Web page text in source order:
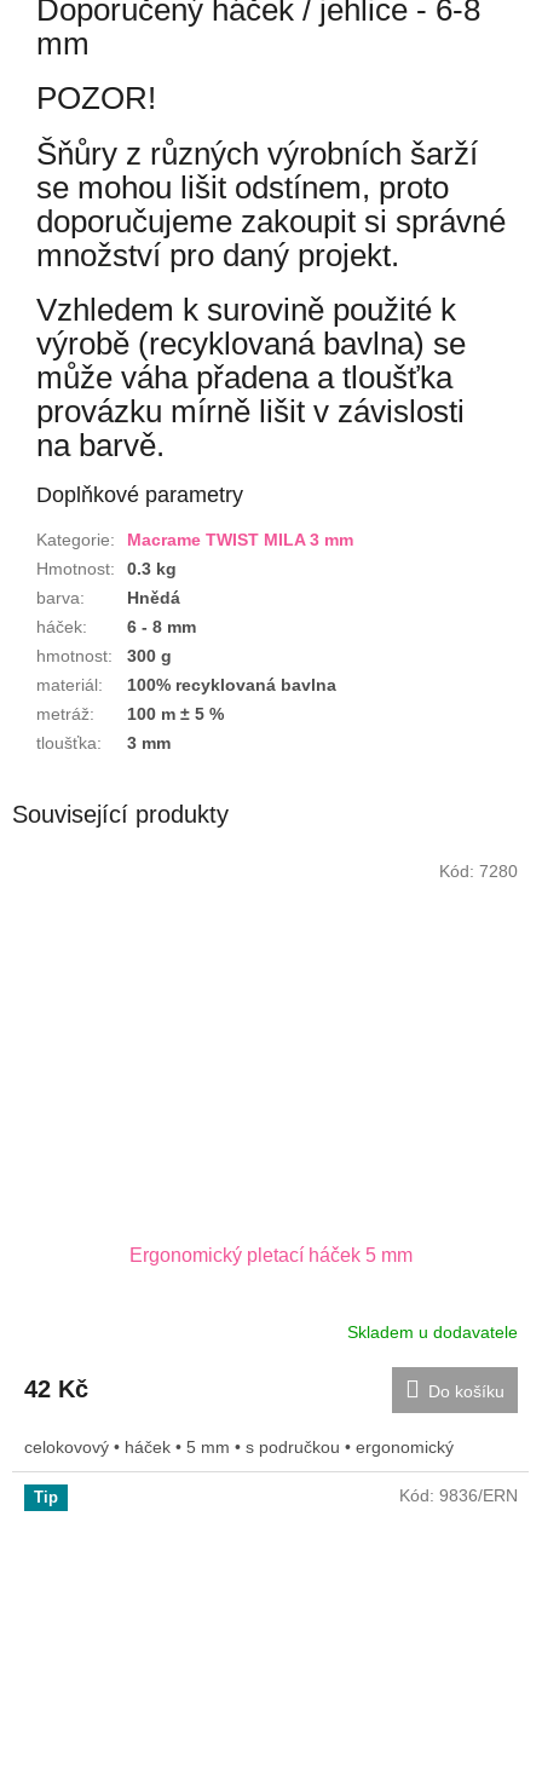
Doporučený háček / jehlice - 6-8
mm
POZOR!
Šňůry z různých výrobních šarží
se mohou lišit odstínem, proto
doporučujeme zakoupit si správné
množství pro daný projekt.
Vzhledem k surovině použité k
výrobě (recyklovaná bavlna) se
může váha přadena a tloušťka
provázku mírně lišit v závislosti
na barvě.
Doplňkové parametry
Kategorie:
Macrame TWIST MILA 3 mm
Hmotnost:
0.3 kg
barva:
Hnědá
háček:
6 - 8 mm
hmotnost:
300 g
materiál:
100% recyklovaná bavlna
metráž:
100 m ± 5 %
tloušťka: 3 mm
Související produkty
Ergonomický pletací háček 5 mm
Skladem u dodavatele
42 Kč Do košíku
celokovový • háček • 5 mm • s područkou • ergonomický
Kód: 7280
Tip Kód: 9836/ERN